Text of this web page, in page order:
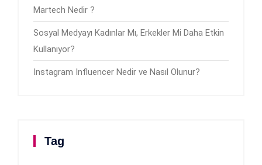
Martech Nedir ?
Sosyal Medyayı Kadınlar Mı, Erkekler Mi Daha Etkin
Kullanıyor?
Instagram Influencer Nedir ve Nasıl Olunur?
Tag